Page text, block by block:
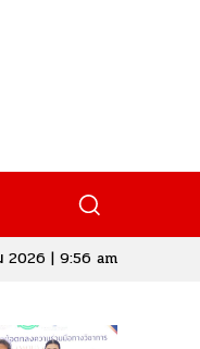
2026 | 9:56 am